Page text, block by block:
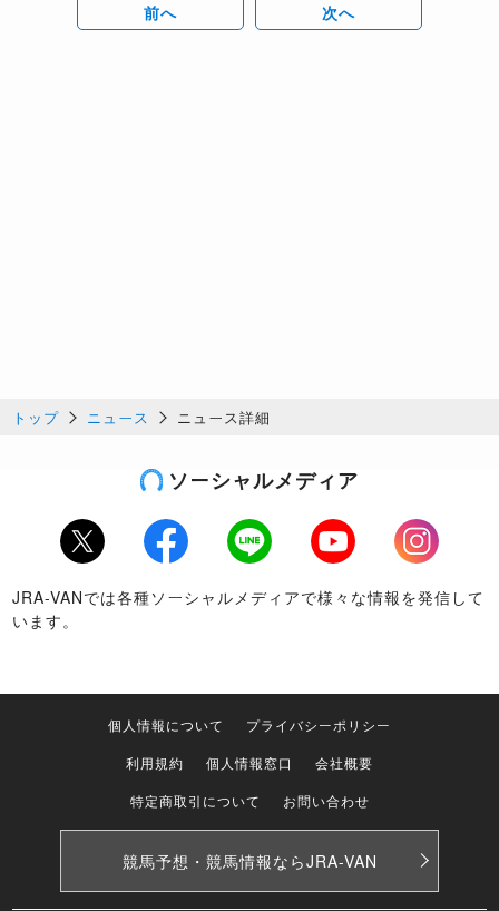
前へ 次へ
トップ ニュース ニュース詳細
ソーシャルメディア
Twitter Facebook LINE Youtube
Instagram
JRA-VANでは各種ソーシャルメディアで様々な情報を発信して
います。
個人情報について
プライバシーポリシー
利用規約
個人情報窓口
会社概要
特定商取引について
お問い合わせ
競馬予想・競馬情報ならJRA-VAN